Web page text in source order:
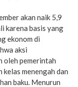
akan naik 5,9
karena basis yang
ekonom di
aksi
oleh pemerintah
menengah dan
baku. Menurun